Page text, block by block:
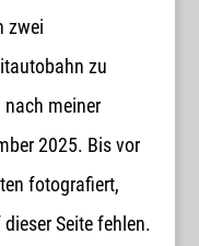
zwei
zu
meiner
2025. Bis vor
fotografiert,
Seite fehlen.